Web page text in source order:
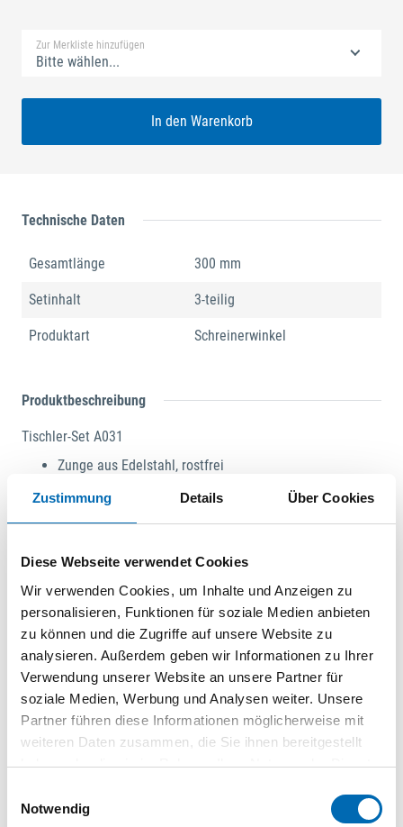
Zustimmung Details Über Cookies
Diese Webseite verwendet Cookies
Wir verwenden Cookies, um Inhalte und Anzeigen zu
personalisieren, Funktionen für soziale Medien anbieten
zu können und die Zugriffe auf unsere Website zu
analysieren. Außerdem geben wir Informationen zu Ihrer
Verwendung unserer Website an unsere Partner für
soziale Medien, Werbung und Analysen weiter. Unsere
Partner führen diese Informationen möglicherweise mit
weiteren Daten zusammen, die Sie ihnen bereitgestellt
haben oder die sie im Rahmen Ihrer Nutzung der Dienste
Notwendig
Zur Merkliste hinzufügen
Bitte wählen...
In den Warenkorb
Technische Daten
Gesamtlänge 300 mm
Setinhalt 3-teilig
Produktart Schreinerwinkel
Produktbeschreibung
Tischler-Set A031
Zunge aus Edelstahl, rostfrei
Griff aus Nussbaumholz mit Messingbeschlägen
Griff beidseitig mit Hohlkehle
Beidseitig eingelassene Edelstahlschiene
Genauigkeit 0,01 mm pro 1 cm
Lieferung: Im Karton.
Inhalt: Tischlerwinkel 300 mm, Gehrmaß und Schmiege.